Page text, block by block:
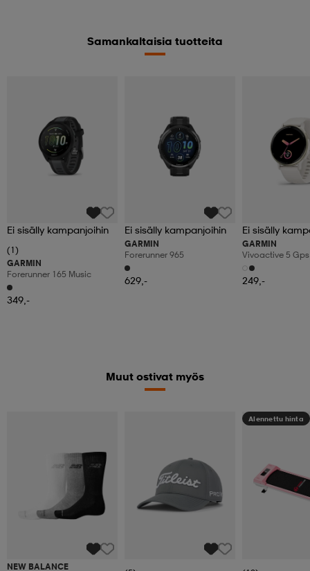
Samankaltaisia tuotteita
Ei sisälly kampanjoihin
(1)
GARMIN
Forerunner 165 Music
349,-
Ei sisälly kampanjoihin
GARMIN
Forerunner 965
629,-
Ei sisälly
GARMIN
Vivoactive 5
249,-
Muut ostivat myös
NEW BALANCE
Alennettu hinta